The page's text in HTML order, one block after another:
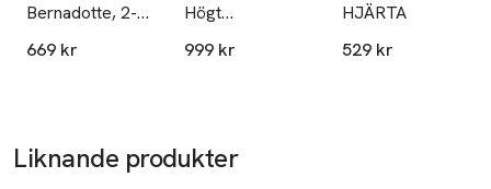
Bernadotte, 2-
pack
669 kr
Högt
Tumblerglas, 6-
999 kr
HJÄRTA
529 kr
Liknande produkter